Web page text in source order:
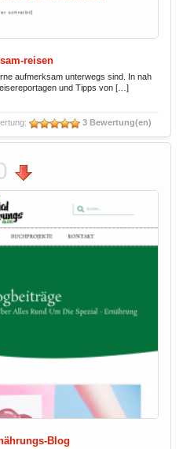
reisen
aufmerksam unterwegs sind. In nah
und Tipps von […]
3 Bewertung(en)
Blog